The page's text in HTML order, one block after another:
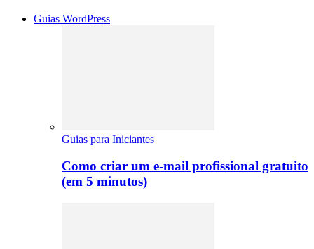
Guias WordPress
Guias para Iniciantes
Como criar um e-mail profissional gratuito
(em 5 minutos)